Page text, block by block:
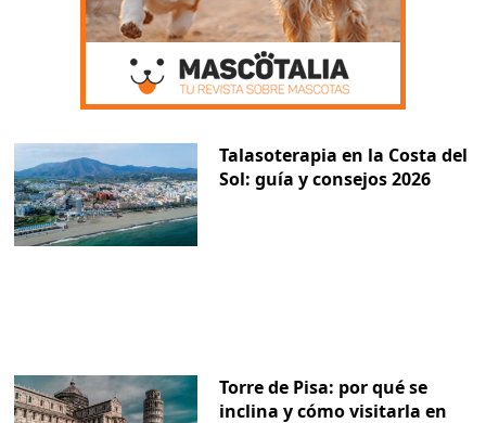
Talasoterapia en la Costa del
Sol: guía y consejos 2026
Torre de Pisa: por qué se
inclina y cómo visitarla en